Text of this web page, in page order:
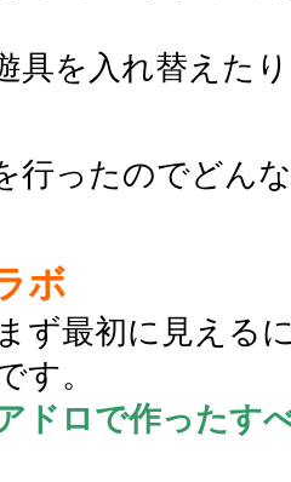
具を入れ替えた
行ったのでどん
ボ
ず最初に見える
す。
ドロで作ったす